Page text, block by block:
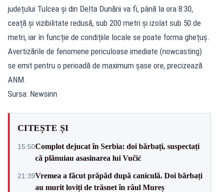
județului Tulcea și din Delta Dunării va fi, până la ora 8:30,
ceață și vizibilitate redusă, sub 200 metri și izolat sub 50 de
metri, iar în funcție de condițiile locale se poate forma ghețuș.
Avertizările de fenomene periculoase imediate (nowcasting)
se emit pentru o perioadă de maximum șase ore, precizează
ANM.
Sursa: Newsinn
CITEȘTE ȘI
15:50Complot dejucat în Serbia: doi bărbați, suspectați
că plănuiau asasinarea lui Vučić
21:39Vremea a făcut prăpăd după caniculă. Doi bărbați
au murit loviți de trăsnet în râul Mureș